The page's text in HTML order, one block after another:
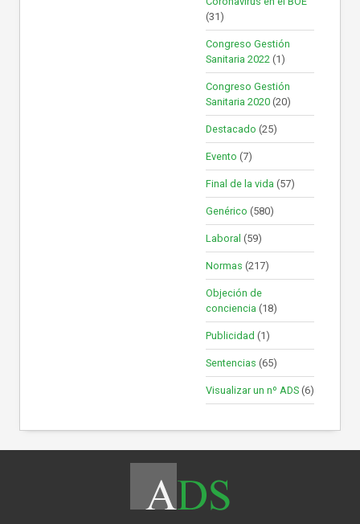
(31)
Congreso Gestión
Sanitaria 2022 (1)
Congreso Gestión
Sanitaria 2020 (20)
Destacado (25)
Evento (7)
Final de la vida (57)
Genérico (580)
Laboral (59)
Normas (217)
Objeción de
conciencia (18)
Publicidad (1)
Sentencias (65)
Visualizar un nº ADS (6)